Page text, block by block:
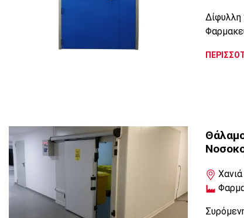
Δίφυλλη
Χανιά